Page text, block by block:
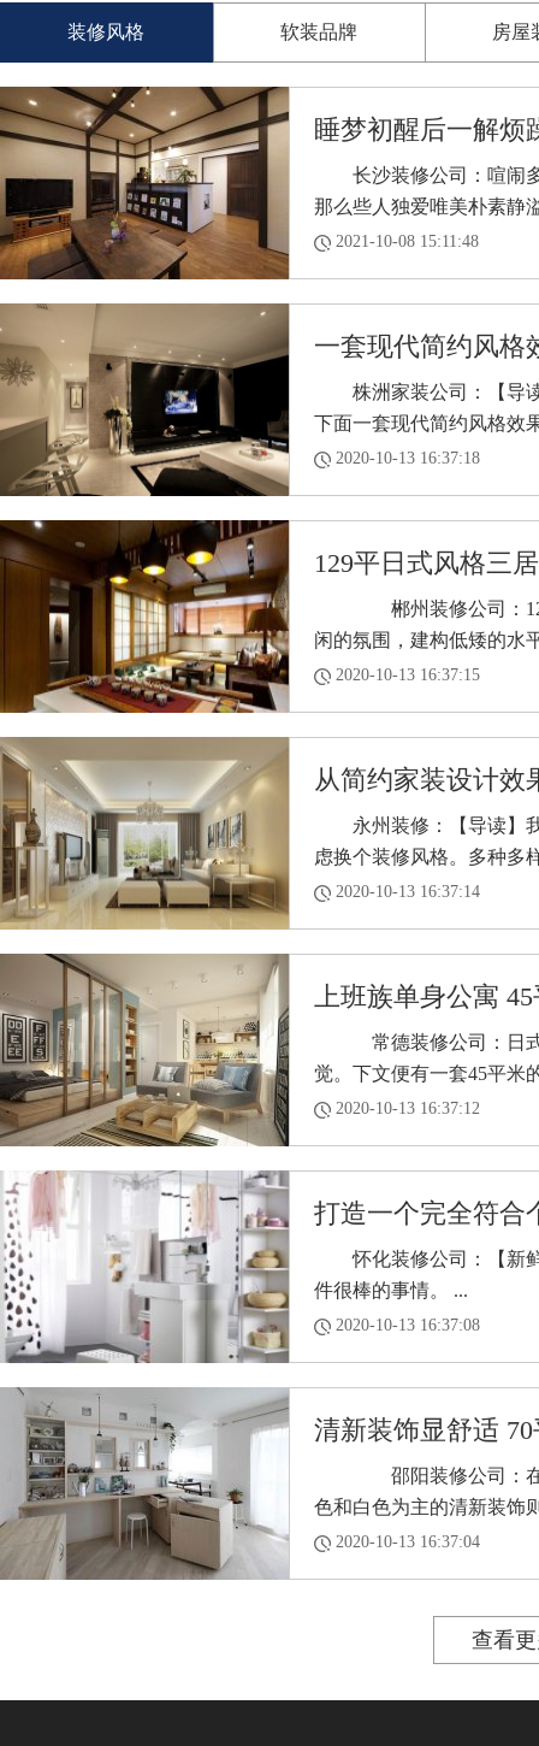
装修风格 软装品牌 房屋
睡梦初醒后一解烦
长沙装修公司：喧闹多
那么些人独爱唯美朴素静
2021-10-08 15:11:48
一套现代简约风格
株洲家装公司：【导读
下面一套现代简约风格效
2020-10-13 16:37:18
129平日式风格三
郴州装修公司：129平
闲的氛围，建构低矮的水
2020-10-13 16:37:15
从简约家装设计效
永州装修：【导读】我
虑换个装修风格。多种多
2020-10-13 16:37:14
上班族单身公寓
常德装修公司：日式风
觉。下文便有一套45平米
2020-10-13 16:37:12
打造一个完全符合
怀化装修公司：【新鲜
件很棒的事情。 ...
2020-10-13 16:37:08
清新装饰显舒适
邵阳装修公司：在繁
色和白色为主的清新装饰
2020-10-13 16:37:04
查看